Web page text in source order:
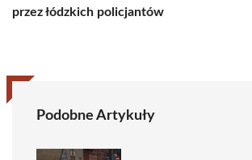
przez łódzkich policjantów
Podobne Artykuły